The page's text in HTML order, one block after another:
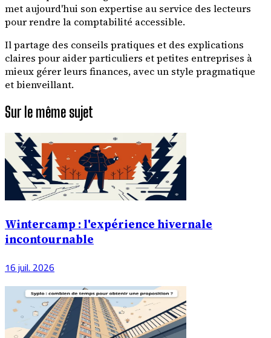
met aujourd'hui son expertise au service des lecteurs
pour rendre la comptabilité accessible.
Il partage des conseils pratiques et des explications
claires pour aider particuliers et petites entreprises à
mieux gérer leurs finances, avec un style pragmatique
et bienveillant.
Sur le même sujet
Wintercamp : l'expérience hivernale
incontournable
16 juil. 2026